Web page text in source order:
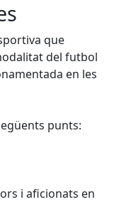
que
del futbol
en les
punts:
i aficionats en